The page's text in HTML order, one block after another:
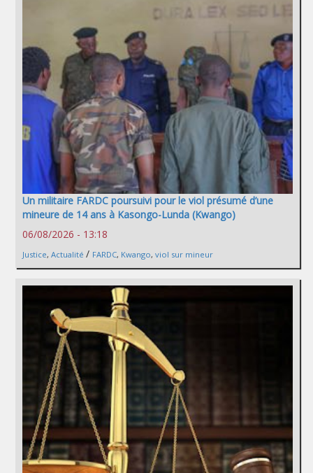
Un militaire FARDC poursuivi pour le viol présumé d’une
mineure de 14 ans à Kasongo-Lunda (Kwango)
06/08/2026 - 13:18
Justice, Actualité / FARDC, Kwango, viol sur mineur